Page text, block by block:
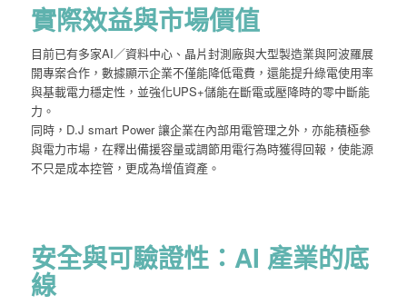
實際效益與市場價值
目前已有多家AI／資料中心、晶片封測廠與大型製造業與阿波羅展
開專案合作，數據顯示企業不僅能降低電費，還能提升綠電使用率
與基載電力穩定性，並強化UPS+儲能在斷電或壓降時的零中斷能
力。
同時，D.J smart Power 讓企業在內部用電管理之外，亦能積極參
與電力市場，在釋出備援容量或調節用電行為時獲得回報，使能源
不只是成本控管，更成為增值資產。
安全與可驗證性：AI 產業的底
線